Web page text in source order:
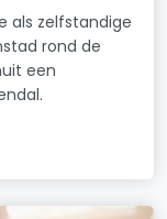
als zelfstandige
rond de
een